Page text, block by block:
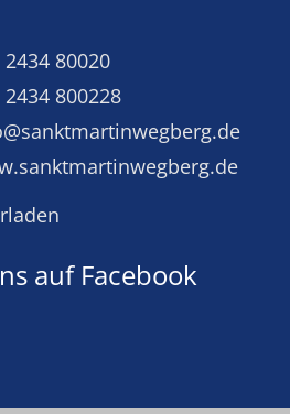
2434 80020
2434 800228
auf Facebook